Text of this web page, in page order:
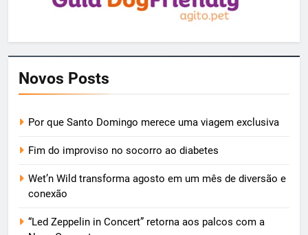
Novos Posts
Por que Santo Domingo merece uma viagem exclusiva
Fim do improviso no socorro ao diabetes
Wet’n Wild transforma agosto em um mês de diversão e
conexão
“Led Zeppelin in Concert” retorna aos palcos com a